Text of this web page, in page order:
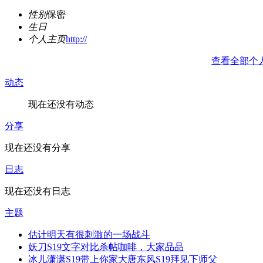
性别保密
生日
个人主页http://
查看全部个
动态
现在还没有动态
分享
现在还没有分享
日志
现在还没有日志
主题
估计明天有很刺激的一场战斗
妖刀S19文字对比杀帖咖啡，大家品品
冰儿潇潇S19带上你家大唐东风S19拜见下师父